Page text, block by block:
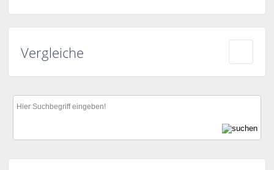
Vergleiche